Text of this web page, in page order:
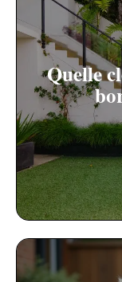
Quelle